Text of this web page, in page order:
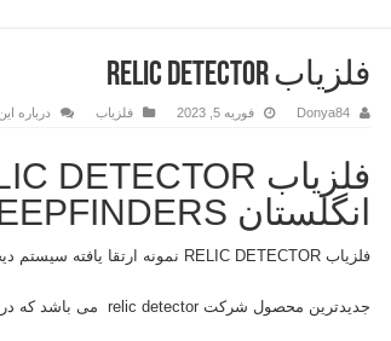
فلزیاب RELIC DETECTOR
Donya84 فوریه 5, 2023 فلزیاب درباره
انگلستان DEEPFINDERS
فلزیاب RELIC DETECTOR نمونه ارتقا یافته سیستم دیجیتال شرکت deepfinders.
جدیدترین محصول شرکت relic detector می باشد که در مقایسه با محصول قبل این شرکت